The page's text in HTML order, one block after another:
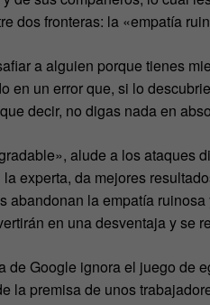
dos fronteras: la «empatía
a alguien porque tienes
en un error que, si lo
decir, no digas nada en
alude a los ataques
experta, da mejores
abandonan la empatía
en una desventaja y se
de Google ignora el juego de
la premisa de unos